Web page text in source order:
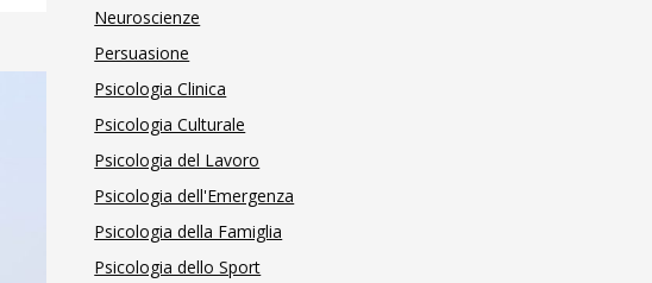
Neuroscienze
Persuasione
Psicologia Clinica
Psicologia Culturale
Psicologia del Lavoro
Psicologia dell'Emergenza
Psicologia della Famiglia
Psicologia dello Sport